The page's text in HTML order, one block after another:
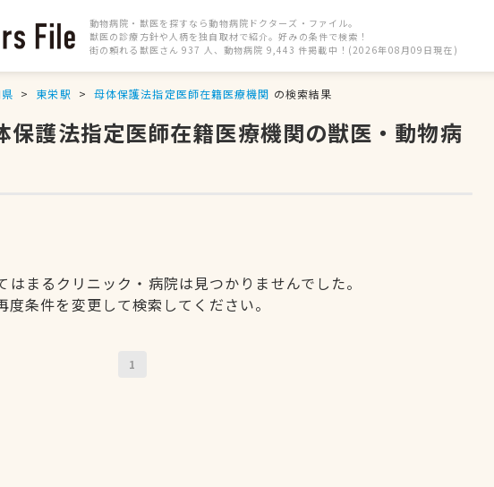
動物病院・獣医を探すなら動物病院ドクターズ・ファイル。
獣医の診療方針や人柄を独自取材で紹介。好みの条件で検索！
街の頼れる獣医さん 937 人、動物病院 9,443 件掲載中！(2026年08月09日現在)
東栄駅 母体保護法指定医師在籍医療機関 の検索結果
護法指定医師在籍医療機関の獣医・動物病
はまるクリニック・病院は見つかりませんでした。
度条件を変更して検索してください。
1